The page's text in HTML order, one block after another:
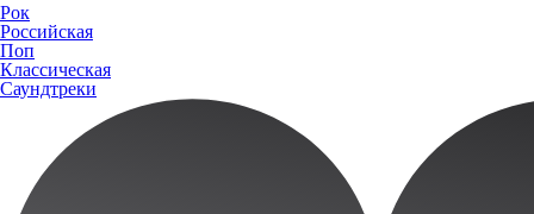
Рок
Российская
Поп
Классическая
Саундтреки